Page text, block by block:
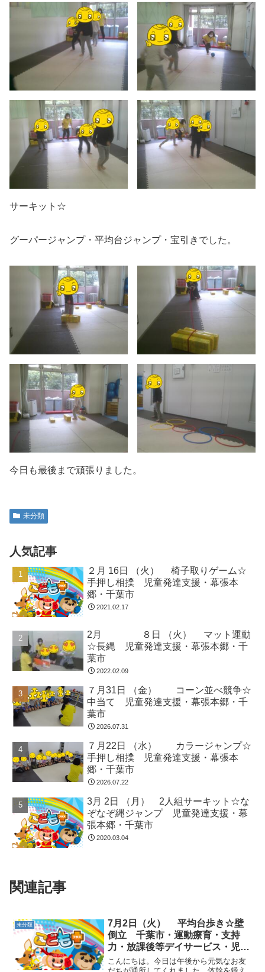
サーキット☆
グーパージャンプ・平均台ジャンプ・宝引きでした。
今日も最後まで頑張りました。
未分類
人気記事
２月 16日 （火） 椅子取りゲーム☆
手押し相撲 児童発達支援・幕張本
郷・千葉市
2021.02.17
2月 ８日 （火） マット運動
☆長縄 児童発達支援・幕張本郷・千
葉市
2022.02.09
７月31日 （金） コーン並べ競争☆
中当て 児童発達支援・幕張本郷・千
葉市
2026.07.31
７月22日 （水） カラージャンプ☆
手押し相撲 児童発達支援・幕張本
郷・千葉市
2026.07.22
3月 2日 （月） 2人組サーキット☆な
ぞなぞ縄ジャンプ 児童発達支援・幕
張本郷・千葉市
2020.03.04
関連記事
未分類
7月2日（火） 平均台歩き☆壁
倒立 千葉市・運動療育・支持
力・放課後等デイサービス・児童
発達支援
こんにちは。今日は午後から元気なお友